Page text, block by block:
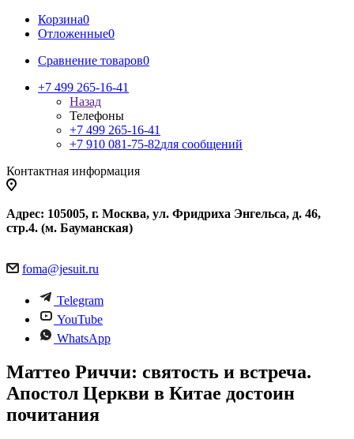
Корзина0
Отложенные0
Сравнение товаров0
+7 499 265-16-41
Назад
Телефоны
+7 499 265-16-41
+7 910 081-75-82для сообщений
Контактная информация
Адрес: 105005, г. Москва, ул. Фридриха Энгельса, д. 46,
стр.4. (м. Бауманская)
foma@jesuit.ru
Telegram
YouTube
WhatsApp
Маттео Риччи: святость и встреча.
Апостол Церкви в Китае достоин
почитания